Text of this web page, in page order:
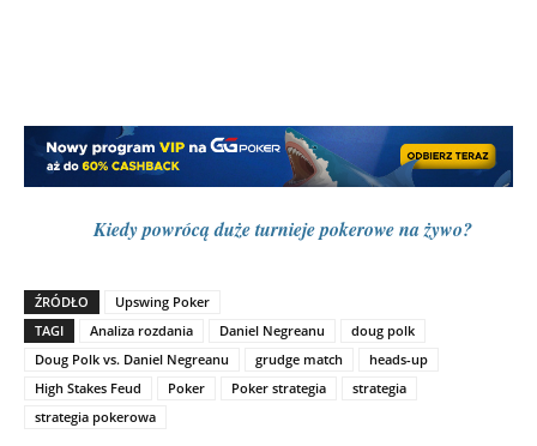
Kiedy powrócą duże turnieje pokerowe na żywo?
ŹRÓDŁO
Upswing Poker
TAGI
Analiza rozdania Daniel Negreanu
doug polk
Doug Polk vs. Daniel Negreanu
grudge match
heads-up
High Stakes Feud
Poker Poker strategia
strategia
strategia pokerowa